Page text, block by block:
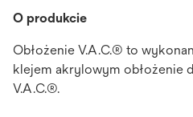
O produkcie
Obłożenie V.A.C.® to
klejem akrylowym obłożenie
V.A.C.®.